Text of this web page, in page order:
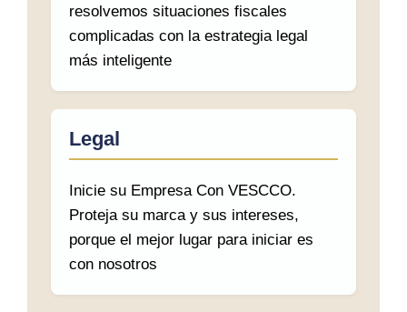
resolvemos situaciones fiscales
complicadas con la estrategia legal
más inteligente
Legal
Inicie su Empresa Con VESCCO.
Proteja su marca y sus intereses,
porque el mejor lugar para iniciar es
con nosotros